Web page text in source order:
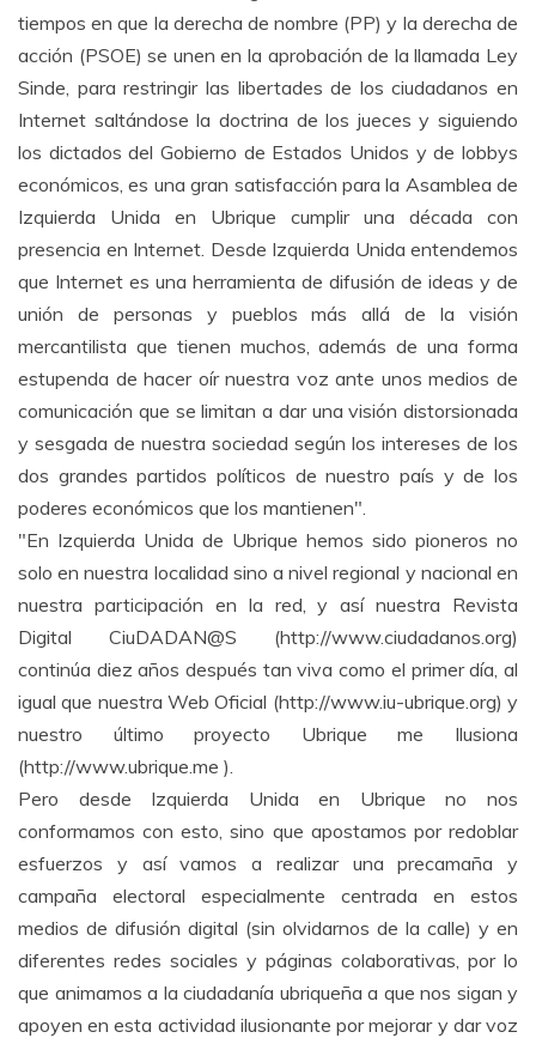
tiempos en que la derecha de nombre (PP) y la derecha de
acción (PSOE) se unen en la aprobación de la llamada Ley
Sinde, para restringir las libertades de los ciudadanos en
Internet saltándose la doctrina de los jueces y siguiendo
los dictados del Gobierno de Estados Unidos y de lobbys
económicos, es una gran satisfacción para la Asamblea de
Izquierda Unida en Ubrique cumplir una década con
presencia en Internet. Desde Izquierda Unida entendemos
que Internet es una herramienta de difusión de ideas y de
unión de personas y pueblos más allá de la visión
mercantilista que tienen muchos, además de una forma
estupenda de hacer oír nuestra voz ante unos medios de
comunicación que se limitan a dar una visión distorsionada
y sesgada de nuestra sociedad según los intereses de los
dos grandes partidos políticos de nuestro país y de los
poderes económicos que los mantienen".
"En Izquierda Unida de Ubrique hemos sido pioneros no
solo en nuestra localidad sino a nivel regional y nacional en
nuestra participación en la red, y así nuestra Revista
Digital CiuDADAN@S (http://www.ciudadanos.org)
continúa diez años después tan viva como el primer día, al
igual que nuestra Web Oficial (http://www.iu-ubrique.org) y
nuestro último proyecto Ubrique me Ilusiona
(http://www.ubrique.me ).
Pero desde Izquierda Unida en Ubrique no nos
conformamos con esto, sino que apostamos por redoblar
esfuerzos y así vamos a realizar una precamaña y
campaña electoral especialmente centrada en estos
medios de difusión digital (sin olvidarnos de la calle) y en
diferentes redes sociales y páginas colaborativas, por lo
que animamos a la ciudadanía ubriqueña a que nos sigan y
apoyen en esta actividad ilusionante por mejorar y dar voz